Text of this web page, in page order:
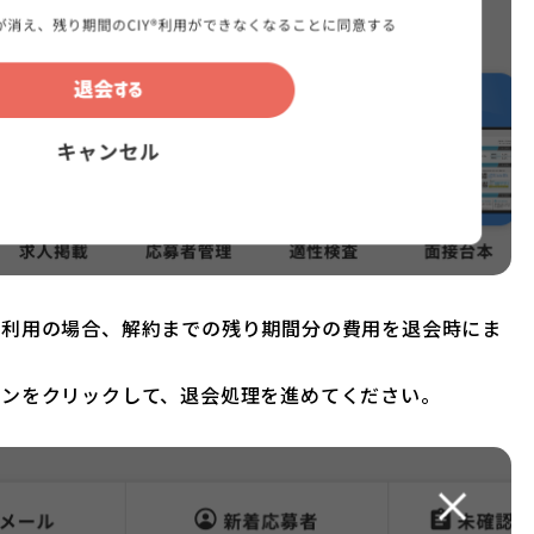
用の場合、解約までの残り期間分の費用を退会時にま
をクリックして、退会処理を進めてください。